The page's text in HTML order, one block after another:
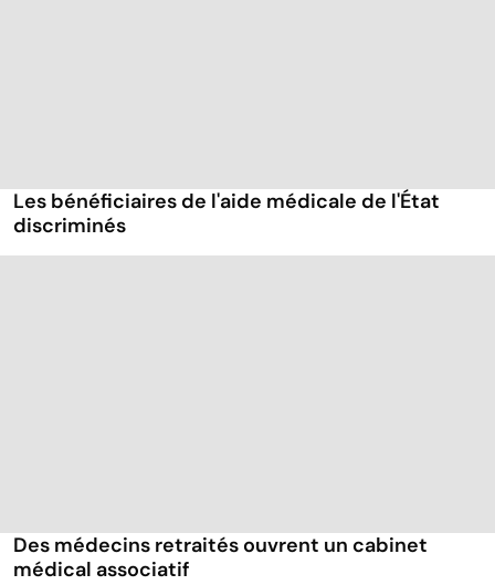
Les bénéficiaires de l'aide médicale de l'État
discriminés
Des médecins retraités ouvrent un cabinet
médical associatif